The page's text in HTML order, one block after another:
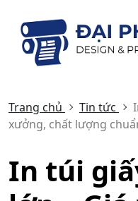
Trang chủ Tin tức
xưởng, chất lượng
In túi